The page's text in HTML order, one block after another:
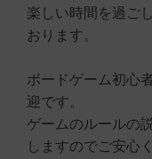
楽しい時間を過ご
おります。
ボードゲーム初心
迎です。
ゲームのルールの
しますのでご安心